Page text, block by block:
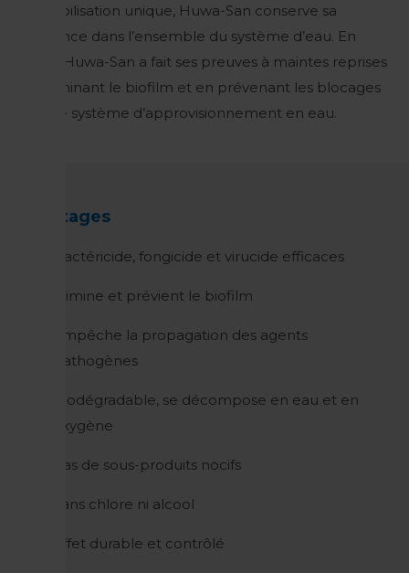
de stabilisation unique, Huwa-San conserve sa
puissance dans l’ensemble du système d’eau. En
outre, Huwa-San a fait ses preuves à maintes reprises
en éliminant le biofilm et en prévenant les blocages
dans le système d’approvisionnement en eau.
Avantages
Bactéricide, fongicide et virucide efficaces
Élimine et prévient le biofilm
Empêche la propagation des agents
pathogènes
Biodégradable, se décompose en eau et en
oxygène
Pas de sous-produits nocifs
Sans chlore ni alcool
Effet durable et contrôlé